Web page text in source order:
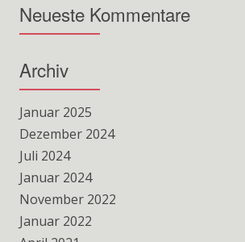
Neueste Kommentare
Archiv
Januar 2025
Dezember 2024
Juli 2024
Januar 2024
November 2022
Januar 2022